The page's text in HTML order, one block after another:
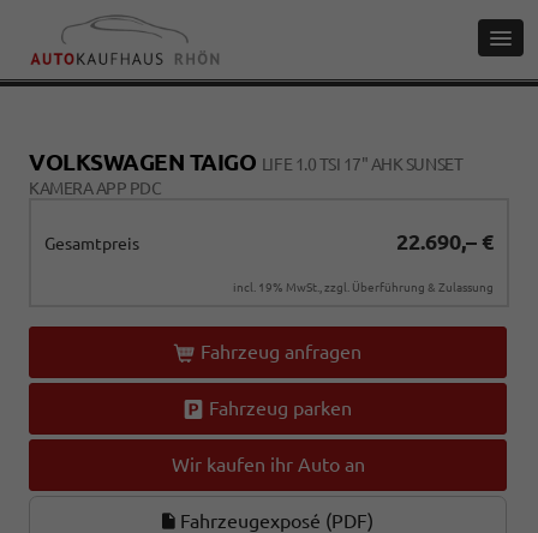
VOLKSWAGEN TAIGO LIFE 1.0 TSI 17" AHK SUNSET
KAMERA APP PDC
Gesamtpreis 22.690,– €
incl. 19% MwSt., zzgl. Überführung & Zulassung
Fahrzeug anfragen
Fahrzeug parken
Wir kaufen ihr Auto an
Fahrzeugexposé (PDF)